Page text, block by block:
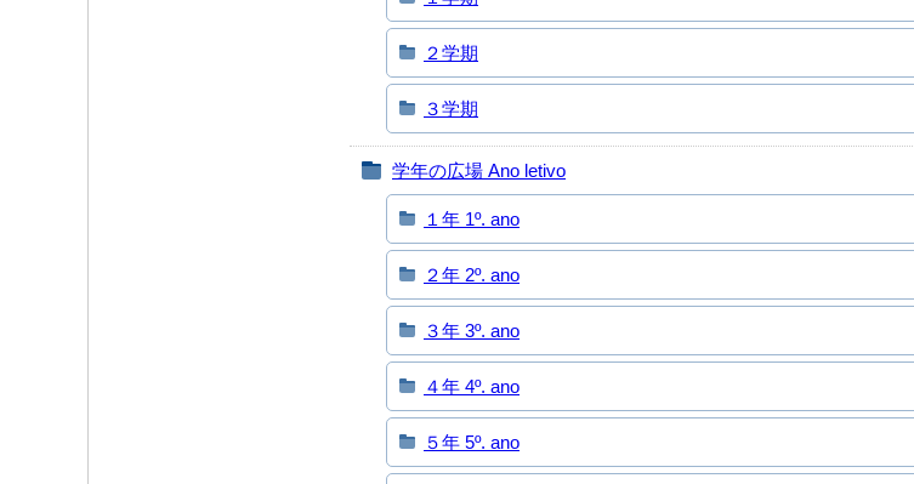
２学期
３学期
学年の広場 Ano letivo
１年 1º. ano
２年 2º. ano
３年 3º. ano
４年 4º. ano
５年 5º. ano